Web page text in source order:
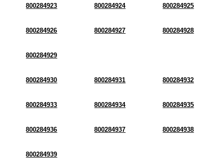
800284923 800284924 800284925
800284926 800284927 800284928
800284929
800284930 800284931 800284932
800284933 800284934 800284935
800284936 800284937 800284938
800284939